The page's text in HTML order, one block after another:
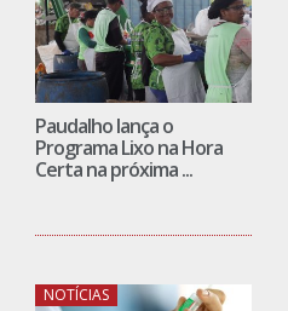
Paudalho lança o
Programa Lixo na Hora
Certa na próxima ...
NOTÍCIAS